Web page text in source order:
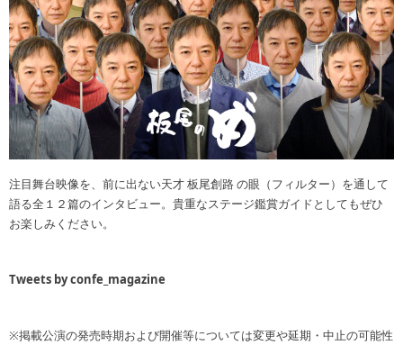
注目舞台映像を、前に出ない天才 板尾創路 の眼（フィルター）を通して
語る全１２篇のインタビュー。貴重なステージ鑑賞ガイドとしてもぜひ
お楽しみください。
Tweets by confe_magazine
※掲載公演の発売時期および開催等については変更や延期・中止の可能性